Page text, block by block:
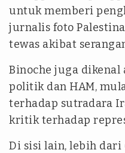
untuk memberi
jurnalis foto
tewas akibat
Binoche juga
politik dan HAM,
terhadap sutradara
kritik terhadap
Di sisi lain, lebih